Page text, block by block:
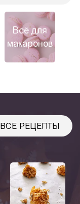
Всё для
макаронов
ВСЕ РЕЦЕПТЫ